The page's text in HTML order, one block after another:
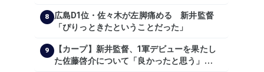
【shoheiohtani】【池田親興】【高橋慶
彦】【広島東洋カープ】【プロ野球】
8
広島D1位・佐々木が左脚痛める 新井監督
「ぴりっときたということだった」
9
【カープ】新井監督、1軍デビューを果たし
た佐藤啓介について「良かったと思う」